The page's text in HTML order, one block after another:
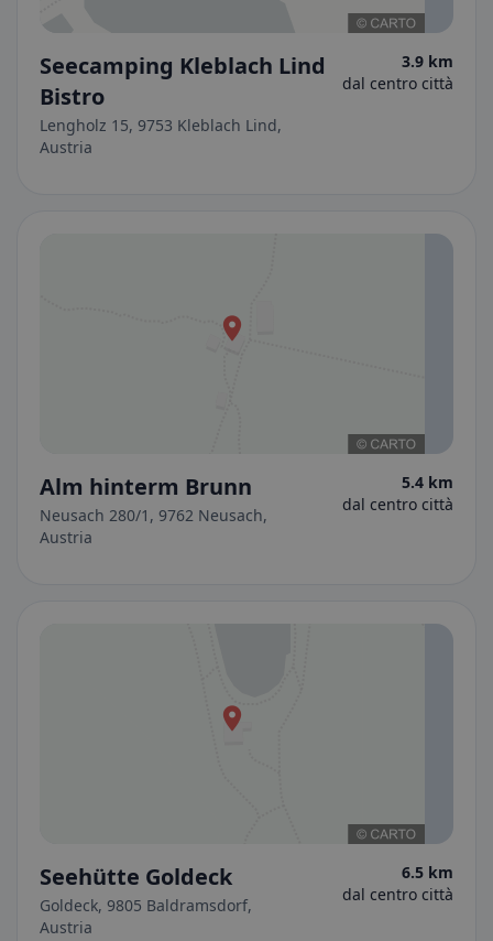
Seecamping Kleblach Lind
Bistro
Lengholz 15, 9753 Kleblach Lind,
Austria
3.9 km
dal centro città
Alm hinterm Brunn
Neusach 280/1, 9762 Neusach,
Austria
5.4 km
dal centro città
Seehütte Goldeck
Goldeck, 9805 Baldramsdorf,
Austria
6.5 km
dal centro città